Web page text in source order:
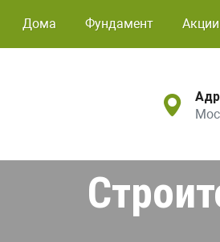
Дома Фундамент Акции